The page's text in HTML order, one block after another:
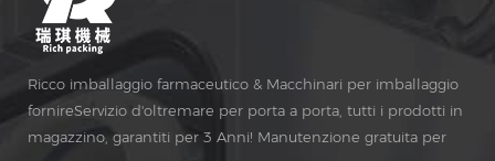
Ricco imballaggio farmaceutico & Macchinari per imballaggio
fornireServizio d'oltremare per porta a porta, tutti i prodotti in
magazzino, garantiti per 3 Anni! Manutenzione gratuita per